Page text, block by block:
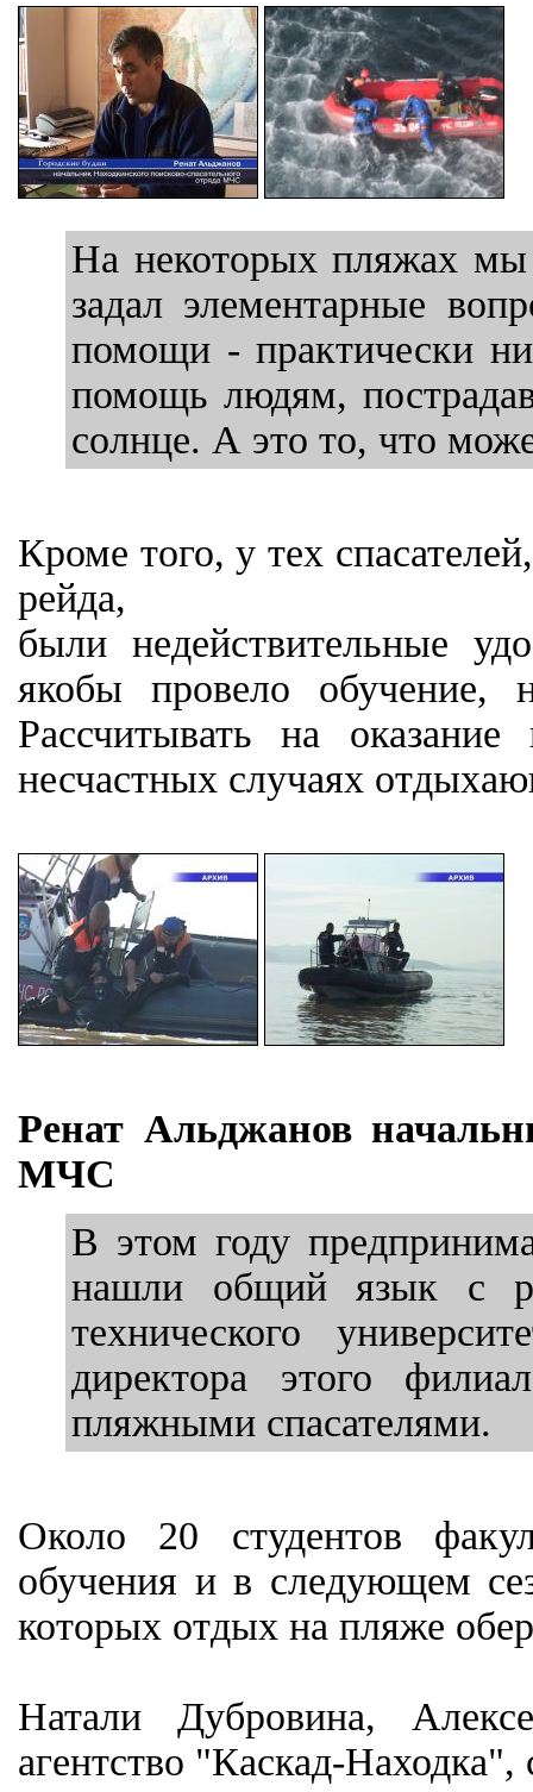
На некоторых пляжах мы
задал элементарные
помощи - практически
помощь людям,
солнце. А это то, что
Кроме того, у тех
рейда,
были недействительные
якобы провело обучение,
Рассчитывать на
несчастных случаях
Ренат Альджанов
МЧС
В этом году
нашли общий язык с
технического
директора этого
пляжными спасателями.
Около 20 студентов
обучения и в следующем
которых отдых на пляже
Натали Дубровина,
агентство "Каскад-